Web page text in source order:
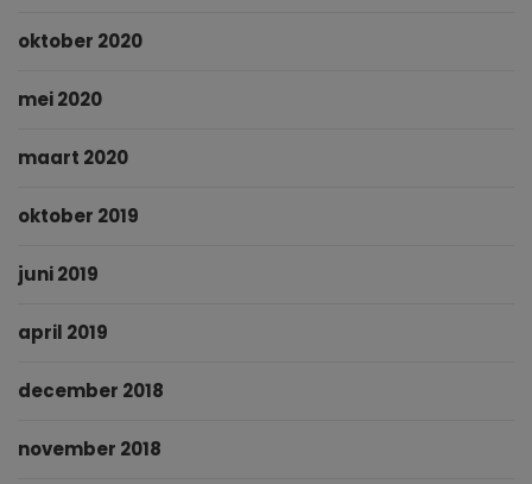
oktober 2020
mei 2020
maart 2020
oktober 2019
juni 2019
april 2019
december 2018
november 2018